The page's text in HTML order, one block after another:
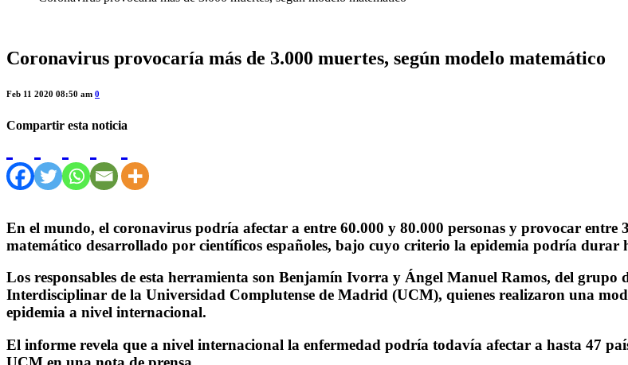
Coronavirus provocaría más de 3.000 muertes, según modelo matemático
Feb 11 2020 08:50 am 0
Compartir esta noticia
En el mundo, el coronavirus podría afectar a entre 60.000 y 80.000 personas y provocar
matemático desarrollado por científicos españoles, bajo cuyo criterio la epidemia podría durar
Los responsables de esta herramienta son Benjamín Ivorra y Ángel Manuel Ramos, del
Interdisciplinar de la Universidad Complutense de Madrid (UCM), quienes realizaron una
epidemia a nivel internacional.
El informe revela que a nivel internacional la enfermedad podría todavía afectar a hasta 47